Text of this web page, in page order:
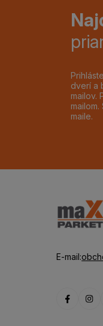
dverí a
mailov.
maile.
E-mail: